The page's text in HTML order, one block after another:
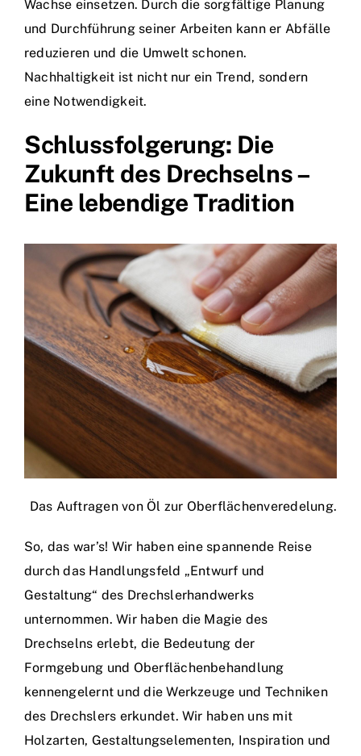
Wachse einsetzen. Durch die sorgfältige Planung
und Durchführung seiner Arbeiten kann er Abfälle
reduzieren und die Umwelt schonen.
Nachhaltigkeit ist nicht nur ein Trend, sondern
eine Notwendigkeit.
Schlussfolgerung: Die
Zukunft des Drechselns –
Eine lebendige Tradition
Das Auftragen von Öl zur Oberflächenveredelung.
So, das war’s! Wir haben eine spannende Reise
durch das Handlungsfeld „Entwurf und
Gestaltung“ des Drechslerhandwerks
unternommen. Wir haben die Magie des
Drechselns erlebt, die Bedeutung der
Formgebung und Oberflächenbehandlung
kennengelernt und die Werkzeuge und Techniken
des Drechslers erkundet. Wir haben uns mit
Holzarten, Gestaltungselementen, Inspiration und